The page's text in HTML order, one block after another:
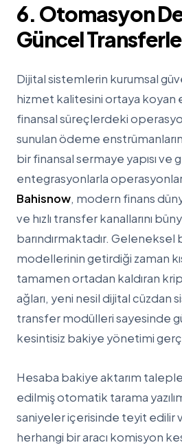
6. Otomasyon
Güncel
Dijital sistemlerin kurumsal
hizmet kalitesini ortaya koyan
finansal süreçlerdeki operasyon
sunulan ödeme
bir finansal sermaye yapısı
entegrasyonlarla
Bahisnow, modern finans
ve hızlı transfer kanallarını
barındırmaktadır. Geleneksel
modellerinin getirdiği zaman
tamamen ortadan kaldıran
ağları, yeni nesil dijital cüzdan
transfer modülleri sayesinde
kesintisiz bakiye yönetimi
Hesaba bakiye aktarım
edilmiş otomatik tarama
saniyeler içerisinde teyit edilir
herhangi bir aracı komisyon